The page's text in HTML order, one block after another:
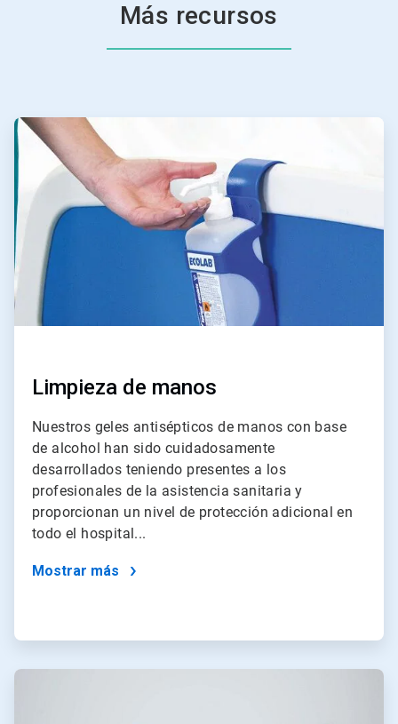
Más recursos
ArticleTile
1
de
Limpieza de manos
Nuestros geles antisépticos de manos con base
de alcohol han sido cuidadosamente
desarrollados teniendo presentes a los
profesionales de la asistencia sanitaria y
proporcionan un nivel de protección adicional en
todo el hospital...
Mostrar más
ArticleTile